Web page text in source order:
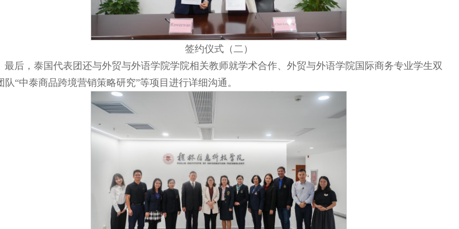
签约仪式（二）
最后，泰国代表团还与外贸与外语学院学院相关教师就学术合作、外贸与外语学院国际商务专业学生双
队“中泰商品跨境营销策略研究”等项目进行详细沟通。